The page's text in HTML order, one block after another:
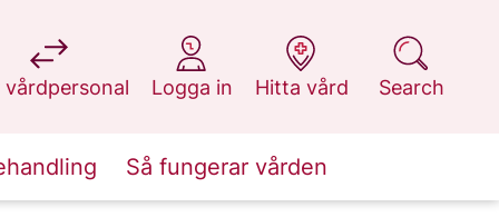
vårdpersonal
at 1177.se
Logga in
at 1177.se
Hitta vård
at 1177.se
Search
at 1177.se
Så fungerar vården